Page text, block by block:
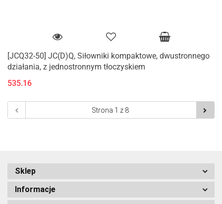
[JCQ32-50] JC(D)Q, Siłowniki kompaktowe, dwustronnego
działania, z jednostronnym tłoczyskiem
535.16
Sklep
Informacje